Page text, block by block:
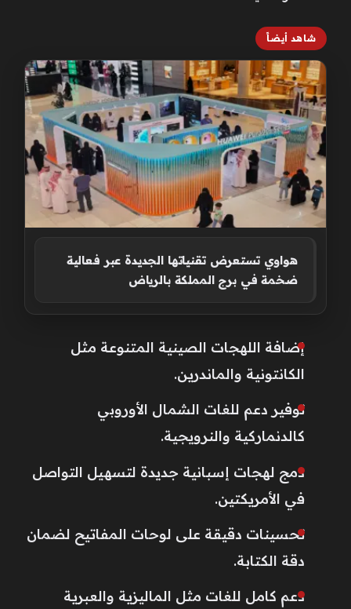
شاهد أيضاً
هواوي تستعرض تقنياتها الجديدة عبر فعالية
ضخمة في برج المملكة بالرياض
إضافة اللهجات الصينية المتنوعة مثل
الكانتونية والماندرين.
توفير دعم للغات الشمال الأوروبي
كالدنماركية والنرويجية.
دمج لهجات إسبانية جديدة لتسهيل التواصل
في الأمريكتين.
تحسينات دقيقة على لوحات المفاتيح لضمان
دقة الكتابة.
دعم كامل للغات مثل الماليزية والعبرية